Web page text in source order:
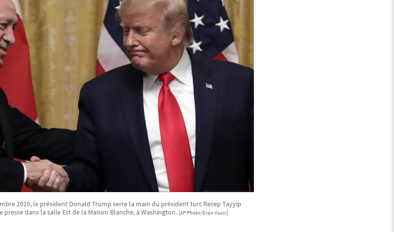
2019, le président Donald Trump serre la main du président turc Recep Tayyip
presse dans la salle Est de la Maison Blanche, à Washington. [AP Photo/Evan Vucci]